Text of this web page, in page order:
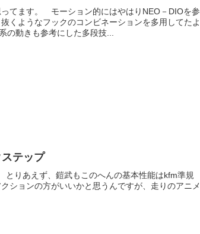
てます。 モーション的にはやはりNEO－DIOを参
くようなフックのコンビネーションを多用してたよ
動きも参考にした多段技...
テップ
りあえず、鎧武もこのへんの基本性能はkfm準規
ションの方がいいかと思うんですが、走りのアニメ